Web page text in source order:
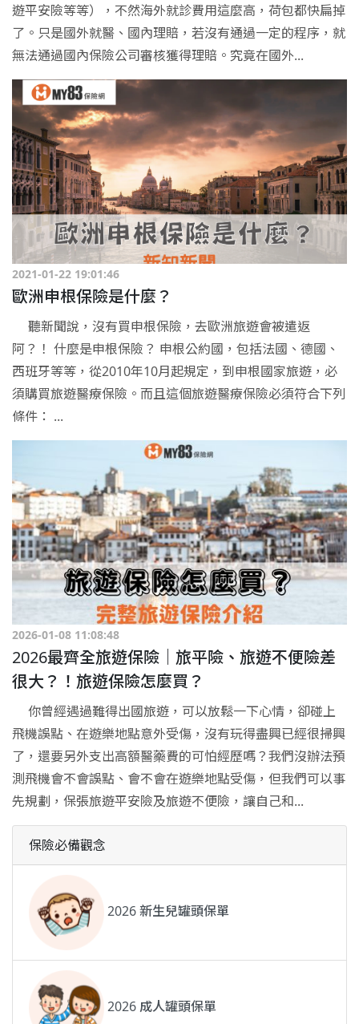
遊平安險等等），不然海外就診費用這麼高，荷包都快扁掉
了。只是國外就醫、國內理賠，若沒有通過一定的程序，就
無法通過國內保險公司審核獲得理賠。究竟在國外...
2021-01-22 19:01:46
歐洲申根保險是什麼？
聽新聞說，沒有買申根保險，去歐洲旅遊會被遣返
阿？！ 什麼是申根保險？ 申根公約國，包括法國、德國、
西班牙等等，從2010年10月起規定，到申根國家旅遊，必
須購買旅遊醫療保險。而且這個旅遊醫療保險必須符合下列
條件： ...
2026-01-08 11:08:48
2026最齊全旅遊保險｜旅平險、旅遊不便險差
很大？！旅遊保險怎麼買？
你曾經遇過難得出國旅遊，可以放鬆一下心情，卻碰上
飛機誤點、在遊樂地點意外受傷，沒有玩得盡興已經很掃興
了，還要另外支出高額醫藥費的可怕經歷嗎？我們沒辦法預
測飛機會不會誤點、會不會在遊樂地點受傷，但我們可以事
先規劃，保張旅遊平安險及旅遊不便險，讓自己和...
保險必備觀念
2026 新生兒罐頭保單
2026 成人罐頭保單